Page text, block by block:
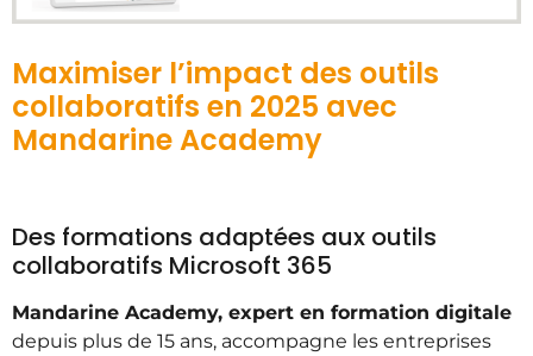
Maximiser l’impact des outils
collaboratifs en 2025 avec
Mandarine Academy
Des formations adaptées aux outils
collaboratifs Microsoft 365
Mandarine Academy, expert en formation digitale
depuis plus de 15 ans, accompagne les entreprises